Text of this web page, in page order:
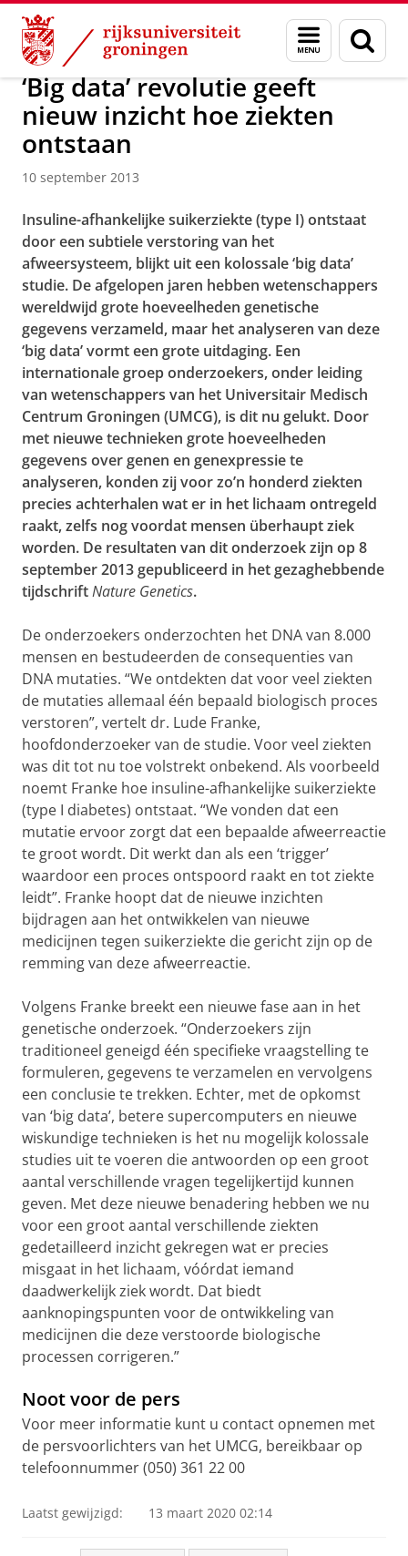
Skip
Content
Skip
Navigation
Menu
en
zoeken
Over ons Actueel Nieuws Nieuwsberichten
‘Big data’ revolutie geeft
nieuw inzicht hoe ziekten
ontstaan
10 september 2013
Insuline-afhankelijke suikerziekte (type I) ontstaat
door een subtiele verstoring van het
afweersysteem, blijkt uit een kolossale ‘big data’
studie. De afgelopen jaren hebben wetenschappers
wereldwijd grote hoeveelheden genetische
gegevens verzameld, maar het analyseren van deze
‘big data’ vormt een grote uitdaging. Een
internationale groep onderzoekers, onder leiding
van wetenschappers van het Universitair Medisch
Centrum Groningen (UMCG), is dit nu gelukt. Door
met nieuwe technieken grote hoeveelheden
gegevens over genen en genexpressie te
analyseren, konden zij voor zo’n honderd ziekten
precies achterhalen wat er in het lichaam ontregeld
raakt, zelfs nog voordat mensen überhaupt ziek
worden. De resultaten van dit onderzoek zijn op 8
september 2013 gepubliceerd in het gezaghebbende
tijdschriftNature Genetics.
De onderzoekers onderzochten het DNA van 8.000
mensen en bestudeerden de consequenties van
DNA mutaties. “We ontdekten dat voor veel ziekten
de mutaties allemaal één bepaald biologisch proces
verstoren”, vertelt dr. Lude Franke,
hoofdonderzoeker van de studie. Voor veel ziekten
was dit tot nu toe volstrekt onbekend. Als voorbeeld
noemt Franke hoe insuline-afhankelijke suikerziekte
(type I diabetes) ontstaat. “We vonden dat een
mutatie ervoor zorgt dat een bepaalde afweerreactie
te groot wordt. Dit werkt dan als een ‘trigger’
waardoor een proces ontspoord raakt en tot ziekte
leidt”. Franke hoopt dat de nieuwe inzichten
bijdragen aan het ontwikkelen van nieuwe
medicijnen tegen suikerziekte die gericht zijn op de
remming van deze afweerreactie.
Volgens Franke breekt een nieuwe fase aan in het
genetische onderzoek. “Onderzoekers zijn
traditioneel geneigd één specifieke vraagstelling te
formuleren, gegevens te verzamelen en vervolgens
een conclusie te trekken. Echter, met de opkomst
van ‘big data’, betere supercomputers en nieuwe
wiskundige technieken is het nu mogelijk kolossale
studies uit te voeren die antwoorden op een groot
aantal verschillende vragen tegelijkertijd kunnen
geven. Met deze nieuwe benadering hebben we nu
voor een groot aantal verschillende ziekten
gedetailleerd inzicht gekregen wat er precies
misgaat in het lichaam, vóórdat iemand
daadwerkelijk ziek wordt. Dat biedt
aanknopingspunten voor de ontwikkeling van
medicijnen die deze verstoorde biologische
processen corrigeren.”
Noot voor de pers
Voor meer informatie kunt u contact opnemen met
de persvoorlichters van het UMCG, bereikbaar op
telefoonnummer (050) 361 22 00
Laatst gewijzigd: 13 maart 2020 02:14